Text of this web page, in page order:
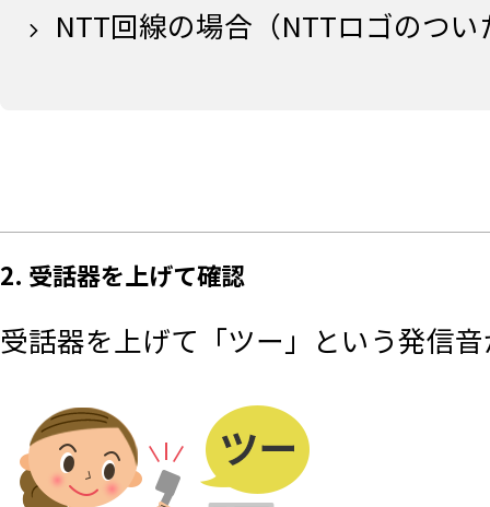
NTT回線の場合（NTTロゴのつ
2. 受話器を上げて確認
受話器を上げて「ツー」という発信